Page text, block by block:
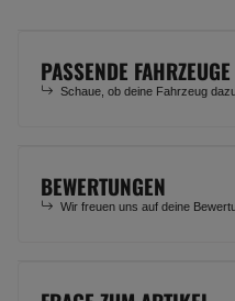
PASSENDE FAHRZEUGE
Schaue, ob deine Fahrzeug
BEWERTUNGEN
Wir freuen uns auf deine